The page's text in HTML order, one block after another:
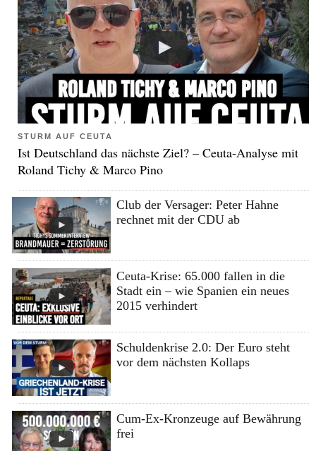
STURM AUF CEUTA
Ist Deutschland das nächste Ziel? – Ceuta-Analyse mit
Roland Tichy & Marco Pino
Club der Versager: Peter Hahne
rechnet mit der CDU ab
Ceuta-Krise: 65.000 fallen in die
Stadt ein – wie Spanien ein neues
2015 verhindert
Schuldenkrise 2.0: Der Euro steht
vor dem nächsten Kollaps
Cum-Ex-Kronzeuge auf Bewährung
frei